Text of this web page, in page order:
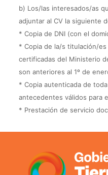
b) Los/las interesados/as
adjuntar al CV la siguiente
* Copia de DNI (con el
* Copia de la/s titulación/
certificadas del Ministerio
son anteriores al 1º de
* Copia autenticada de
antecedentes válidos para
* Prestación de servicio